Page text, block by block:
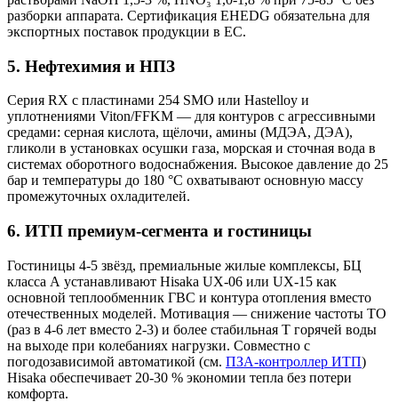
разборки аппарата. Сертификация EHEDG обязательна для
экспортных поставок продукции в ЕС.
5. Нефтехимия и НПЗ
Серия RX с пластинами 254 SMO или Hastelloy и
уплотнениями Viton/FFKM — для контуров с агрессивными
средами: серная кислота, щёлочи, амины (МДЭА, ДЭА),
гликоли в установках осушки газа, морская и сточная вода в
системах оборотного водоснабжения. Высокое давление до 25
бар и температуры до 180 °C охватывают основную массу
промежуточных охладителей.
6. ИТП премиум-сегмента и гостиницы
Гостиницы 4-5 звёзд, премиальные жилые комплексы, БЦ
класса А устанавливают Hisaka UX-06 или UX-15 как
основной теплообменник ГВС и контура отопления вместо
отечественных моделей. Мотивация — снижение частоты ТО
(раз в 4-6 лет вместо 2-3) и более стабильная T горячей воды
на выходе при колебаниях нагрузки. Совместно с
погодозависимой автоматикой (см. ПЗА-контроллер ИТП)
Hisaka обеспечивает 20-30 % экономии тепла без потери
комфорта.